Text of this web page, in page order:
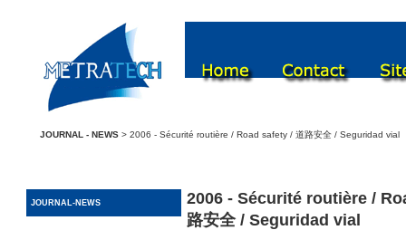
JOURNAL - NEWS > 2006 - Sécurité routière / Road safety / 道路安全 / Seguridad vial
JOURNAL-NEWS
2006 - Sécurité routière /
路安全 / Seguridad vial